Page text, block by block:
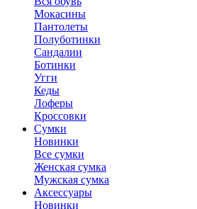
Мокасины
Пантолеты
Полуботинки
Сандалии
Ботинки
Угги
Кеды
Лоферы
Кроссовки
Сумки
Новинки
Все сумки
Женская сумка
Мужская сумка
Аксессуары
Новинки